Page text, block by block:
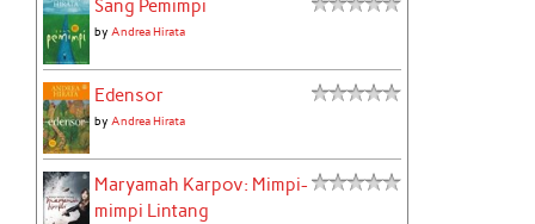
Sang Pemimpi
byAndrea Hirata
Edensor
byAndrea Hirata
Maryamah Karpov: Mimpi-
mimpi Lintang